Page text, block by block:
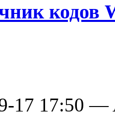
кодов
17 17:50 —